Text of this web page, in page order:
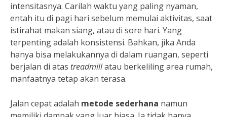
intensitasnya. Carilah waktu yang paling nyaman,
entah itu di pagi hari sebelum memulai aktivitas, saat
istirahat makan siang, atau di sore hari. Yang
terpenting adalah konsistensi. Bahkan, jika Anda
hanya bisa melakukannya di dalam ruangan, seperti
berjalan di atas treadmillatau berkeliling area rumah,
manfaatnya tetap akan terasa.
Jalan cepat adalah metode sederhana namun